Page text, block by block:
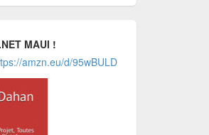
MAUI !
amzn.eu/d/95wBULD